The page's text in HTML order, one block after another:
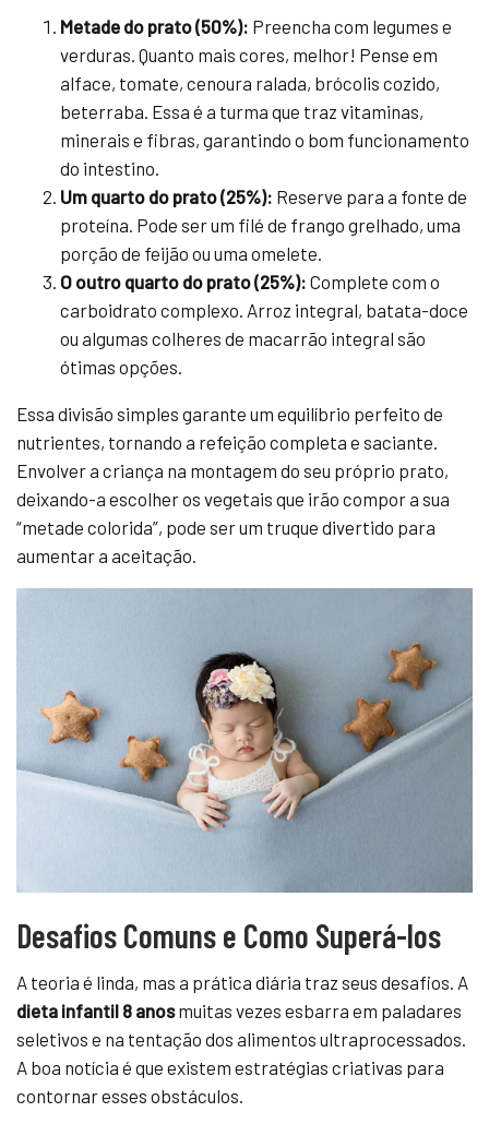
Metade do prato (50%): Preencha com legumes e
verduras. Quanto mais cores, melhor! Pense em
alface, tomate, cenoura ralada, brócolis cozido,
beterraba. Essa é a turma que traz vitaminas,
minerais e fibras, garantindo o bom funcionamento
do intestino.
Um quarto do prato (25%): Reserve para a fonte de
proteína. Pode ser um filé de frango grelhado, uma
porção de feijão ou uma omelete.
O outro quarto do prato (25%): Complete com o
carboidrato complexo. Arroz integral, batata-doce
ou algumas colheres de macarrão integral são
ótimas opções.
Essa divisão simples garante um equilíbrio perfeito de
nutrientes, tornando a refeição completa e saciante.
Envolver a criança na montagem do seu próprio prato,
deixando-a escolher os vegetais que irão compor a sua
“metade colorida”, pode ser um truque divertido para
aumentar a aceitação.
Desafios Comuns e Como Superá-los
A teoria é linda, mas a prática diária traz seus desafios. A
dieta infantil 8 anosmuitas vezes esbarra em paladares
seletivos e na tentação dos alimentos ultraprocessados.
A boa notícia é que existem estratégias criativas para
contornar esses obstáculos.